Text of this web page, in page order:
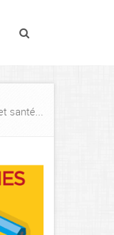
santé...